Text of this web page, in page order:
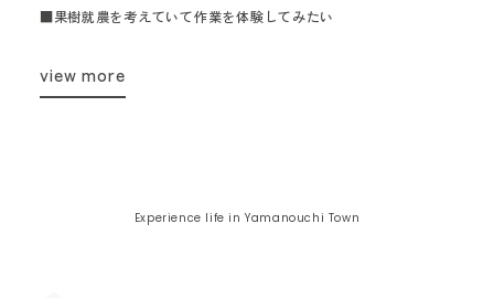
■果樹就農を考えていて作業を体験してみたい
view more
Experience life in Yamanouchi Town